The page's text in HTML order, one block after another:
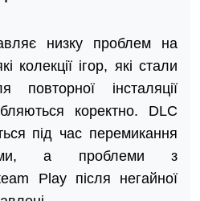
низку проблем на
колекції ігор, які стали
повторної інсталяції
коректно. DLC
під час перемикання
а проблеми з
Play після негайної